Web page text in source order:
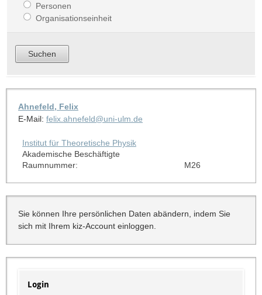
Personen
Organisationseinheit
Ahnefeld, Felix
E-Mail: felix.ahnefeld@uni-ulm.de
Institut für Theoretische Physik
Akademische Beschäftigte
Raumnummer:
M26
Sie können Ihre persönlichen Daten abändern, indem Sie
sich mit Ihrem kiz-Account einloggen.
Login